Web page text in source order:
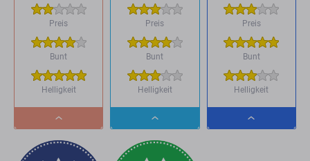
Preis
Bunt
Helligkeit
Dropdown
button
Preis
Bunt
Helligkeit
Dropdown
button
Preis
Bunt
Helligkeit
Dropdown